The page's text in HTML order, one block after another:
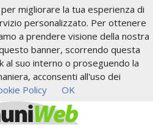
migliorare la tua esperienza di
personalizzato. Per ottenere
a prendere visione della nostra
banner, scorrendo questa
al suo interno o proseguendo la
acconsenti all'uso dei
Policy OK